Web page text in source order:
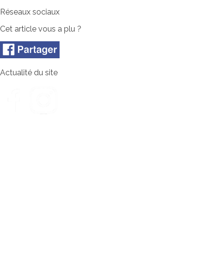
Réseaux sociaux
Cet article vous a plu ?
Actualité du site